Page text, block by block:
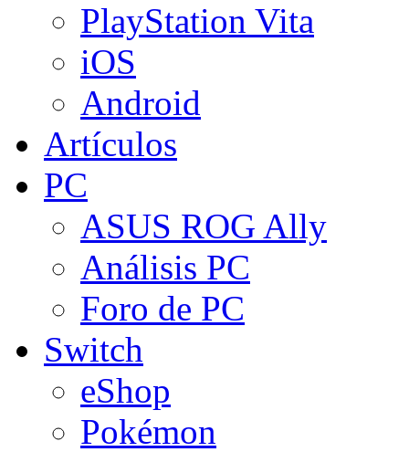
PlayStation Vita
iOS
Android
Artículos
PC
ASUS ROG Ally
Análisis PC
Foro de PC
Switch
eShop
Pokémon